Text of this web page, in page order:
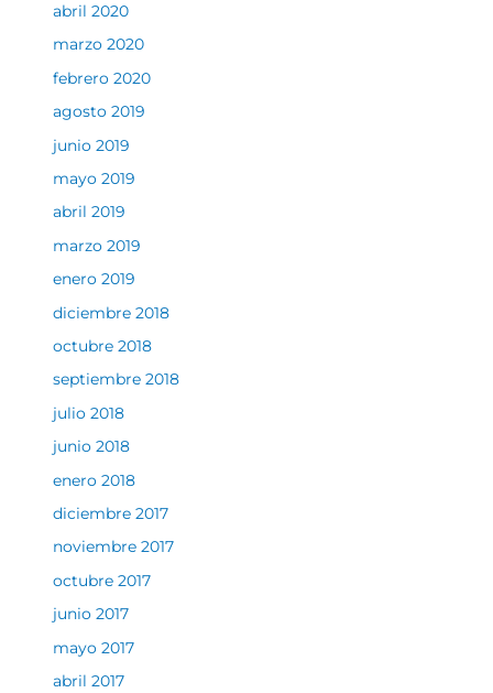
abril 2020
marzo 2020
febrero 2020
agosto 2019
junio 2019
mayo 2019
abril 2019
marzo 2019
enero 2019
diciembre 2018
octubre 2018
septiembre 2018
julio 2018
junio 2018
enero 2018
diciembre 2017
noviembre 2017
octubre 2017
junio 2017
mayo 2017
abril 2017